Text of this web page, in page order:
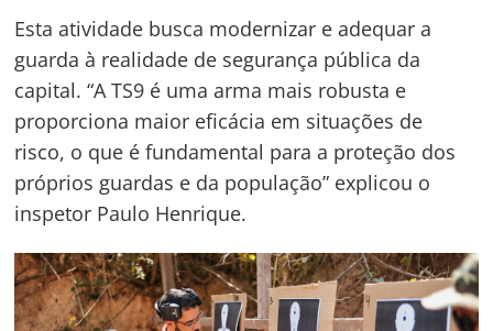
Esta atividade busca modernizar e adequar a
guarda à realidade de segurança pública da
capital. “A TS9 é uma arma mais robusta e
proporciona maior eficácia em situações de
risco, o que é fundamental para a proteção dos
próprios guardas e da população” explicou o
inspetor Paulo Henrique.